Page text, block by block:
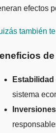
efectos
también
sistema